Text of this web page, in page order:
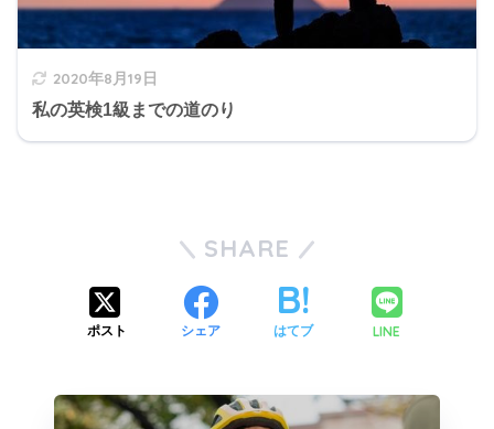
2020年8月19日
私の英検1級までの道のり
SHARE
ポスト シェア はてブ LINE